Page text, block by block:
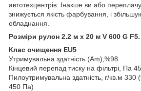
автотехцентрів. Інакше ви або
знижується якість фарбування, і
обладнання.
Розміри рулон 2.2 м х 20 м V 600 G F5.
Клас очищення EU5
Утримувальна здатність (Am),%98
Кінцевий перепад тиску на фільтрі, Па
Пилоутримувальна здатність, г/кв.м 330
450 Па)